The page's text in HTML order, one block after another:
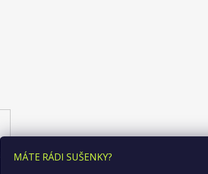
MÁTE RÁDI SUŠENKY?